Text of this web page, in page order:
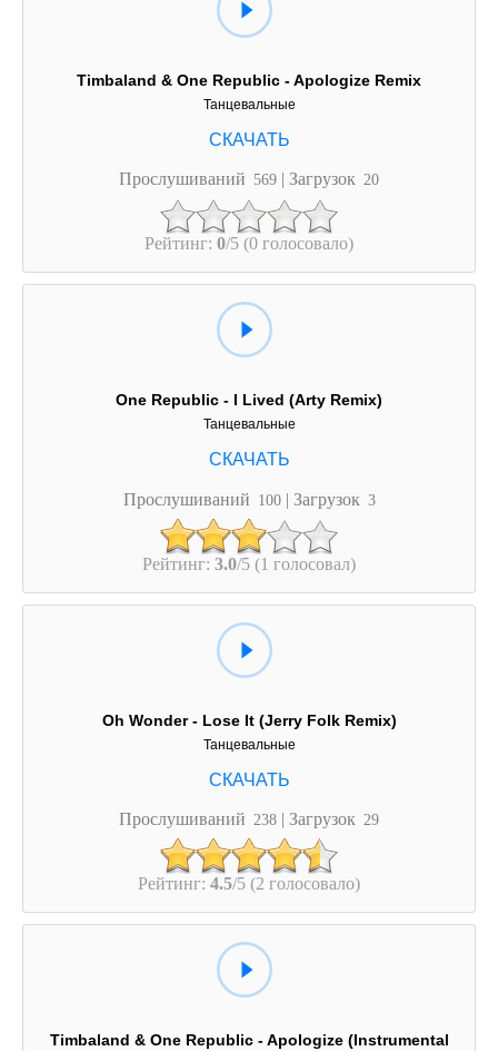
Timbaland & One Republic - Apologize Remix
Танцевальные
Прослушиваний 569 | Загрузок 20
Рейтинг: 0/5 (0 голосовало)
One Republic - I Lived (Arty Remix)
Танцевальные
Прослушиваний 100 | Загрузок 3
Рейтинг: 3.0/5 (1 голосовал)
Oh Wonder - Lose It (Jerry Folk Remix)
Танцевальные
Прослушиваний 238 | Загрузок 29
Рейтинг: 4.5/5 (2 голосовало)
Timbaland & One Republic - Apologize (Instrumental